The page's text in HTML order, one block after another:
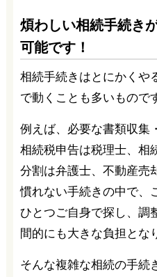
煩わしい相続手続き
可能です！
相続手続きはとにかくや
で動くことも多いもので
例えば、必要な書類収集
相続税申告は税理士、相
分割は弁護士、不動産売
慣れない手続きの中で、
ひとつご自身で探し、調
間的にも大きな負担とな
そんな複雑な相続の手続